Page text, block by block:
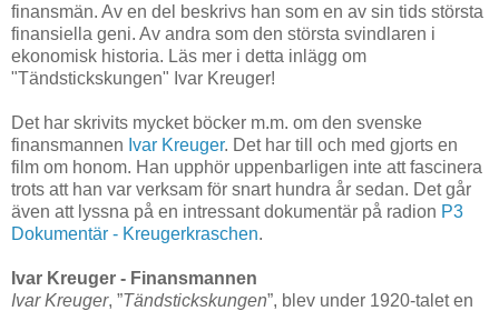
finansmän. Av en del beskrivs han som en av sin tids största
finansiella geni. Av andra som den största svindlaren i
ekonomisk historia. Läs mer i detta inlägg om
"Tändstickskungen" Ivar Kreuger!
Det har skrivits mycket böcker m.m. om den svenske
finansmannen Ivar Kreuger. Det har till och med gjorts en
film om honom. Han upphör uppenbarligen inte att fascinera
trots att han var verksam för snart hundra år sedan. Det går
även att lyssna på en intressant dokumentär på radion P3
Dokumentär - Kreugerkraschen.
Ivar Kreuger - Finansmannen
Ivar Kreuger, ”Tändstickskungen”, blev under 1920-talet en